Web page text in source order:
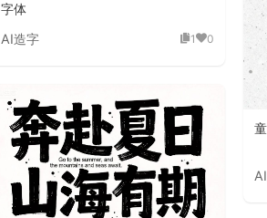
字体
AI造字 1 0